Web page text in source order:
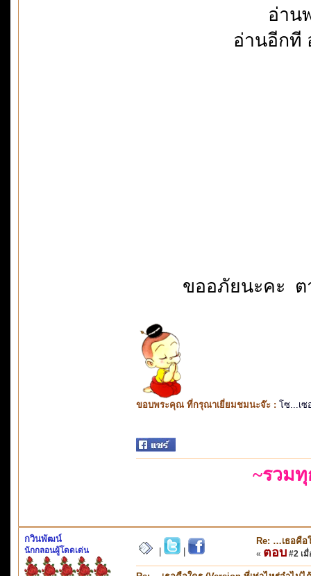
อ่าน
อ่านอีกที
ขออภัยนะคะ ต
ขอบพระคุณ ที่กรุณาเยี่ยมชมนะจ๊ะ : โซ...เซ
~รวม
กวินพัฒน์
นักกลอนผู้โดดเด่น
Re: …เธอคือ
« ตอบ #2 เมื่